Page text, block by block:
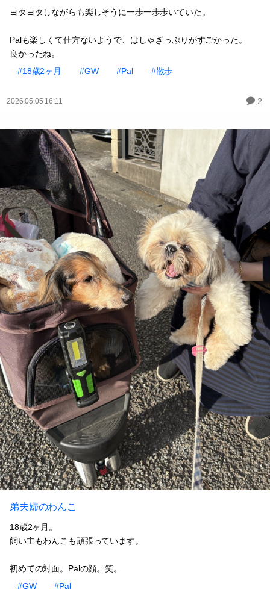
ヨタヨタしながらも楽しそうに一歩一歩歩いていた。
Palも楽しくて仕方ないようで、はしゃぎっぷりがすごかった。
良かったね。
#18歳2ヶ月
#GW #Pal #散歩
2026.05.05 16:11 2
弟夫婦のわんこ
18歳2ヶ月。
飼い主もわんこも頑張っています。
初めての対面。Palの顔。笑。
#GW
#Pal